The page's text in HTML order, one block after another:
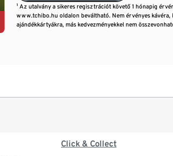
¹ Az utalvány a sikeres regisztrációt követő 1 hónapig
www.tchibo.hu oldalon beváltható. Nem érvényes kávéra,
ajándékkártyákra, más kedvezményekkel nem
Click & Collect